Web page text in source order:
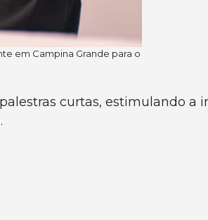
em Campina Grande para o
curtas, estimulando a